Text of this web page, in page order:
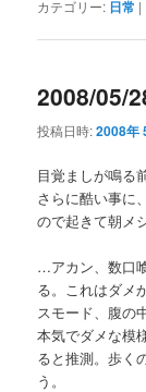
カテゴリー: 日常 |
2008/05/
投稿日時:2008年
目覚ましが鳴る
さらに酷い事に
ので起きて朝メ
…アカン、数口
る。これはダメ
スモード、腹の
本気でダメな模
ると推測。歩く
う。